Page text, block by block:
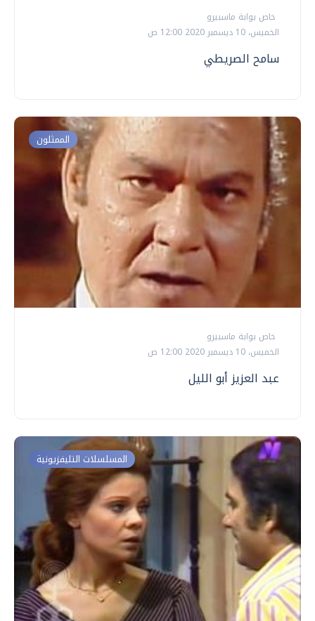
خاص بوابة ماسبيرو
الخميس، 10 ديسمبر 2020 12:00 ص
سامح الصريطي
الممثلون
خاص بوابة ماسبيرو
الخميس، 10 ديسمبر 2020 12:00 ص
عبد العزيز أبو الليل
المسلسلات التليفزيونية